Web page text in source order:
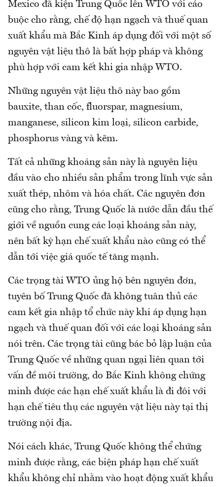
Mexico đã kiện Trung Quốc lên WTO với cáo
buộc cho rằng, chế độ hạn ngạch và thuế quan
xuất khẩu mà Bắc Kinh áp dụng đối với một số
nguyên vật liệu thô là bất hợp pháp và không
phù hợp với cam kết khi gia nhập WTO.
Những nguyên vật liệu thô này bao gồm
bauxite, than cốc, fluorspar, magnesium,
manganese, silicon kim loại, silicon carbide,
phosphorus vàng và kẽm.
Tất cả những khoáng sản này là nguyên liệu
đầu vào cho nhiều sản phẩm trong lĩnh vực sản
xuất thép, nhôm và hóa chất. Các nguyên đơn
cũng cho rằng, Trung Quốc là nước dẫn đầu thế
giới về nguồn cung các loại khoáng sản này,
nên bất kỳ hạn chế xuất khẩu nào cũng có thể
dẫn tới việc giá quốc tế tăng mạnh.
Các trọng tài WTO ủng hộ bên nguyên đơn,
tuyên bố Trung Quốc đã không tuân thủ các
cam kết gia nhập tổ chức này khi áp dụng hạn
ngạch và thuế quan đối với các loại khoáng sản
nói trên. Các trọng tài cũng bác bỏ lập luận của
Trung Quốc về những quan ngại liên quan tới
vấn đề môi trường, do Bắc Kinh không chứng
minh được các hạn chế xuất khẩu là đi đôi với
hạn chế tiêu thụ các nguyên vật liệu này tại thị
trường nội địa.
Nói cách khác, Trung Quốc không thể chứng
minh được rằng, các biện pháp hạn chế xuất
khẩu không chỉ nhằm vào hoạt động xuất khẩu